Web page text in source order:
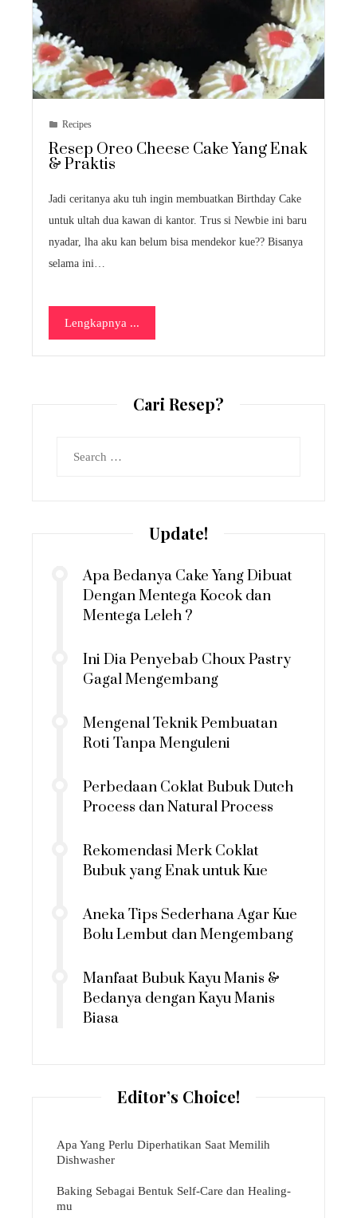
Recipes
Resep Oreo Cheese Cake Yang Enak
& Praktis
Jadi ceritanya aku tuh ingin membuatkan Birthday Cake
untuk ultah dua kawan di kantor. Trus si Newbie ini baru
nyadar, lha aku kan belum bisa mendekor kue?? Bisanya
selama ini…
Lengkapnya ...
Cari Resep?
Update!
Apa Bedanya Cake Yang Dibuat
Dengan Mentega Kocok dan
Mentega Leleh ?
Ini Dia Penyebab Choux Pastry
Gagal Mengembang
Mengenal Teknik Pembuatan
Roti Tanpa Menguleni
Perbedaan Coklat Bubuk Dutch
Process dan Natural Process
Rekomendasi Merk Coklat
Bubuk yang Enak untuk Kue
Aneka Tips Sederhana Agar Kue
Bolu Lembut dan Mengembang
Manfaat Bubuk Kayu Manis &
Bedanya dengan Kayu Manis
Biasa
Editor’s Choice!
Apa Yang Perlu Diperhatikan Saat Memilih
Dishwasher
Baking Sebagai Bentuk Self-Care dan Healing-
mu